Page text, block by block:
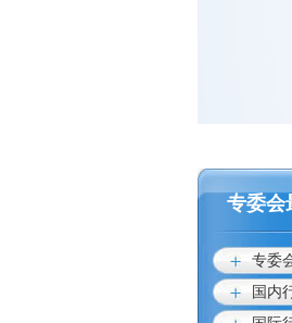
专委会
专委
国内